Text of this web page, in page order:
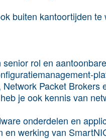
buiten kantoortijden
rol en
Packet Brokers
je ook kennis van
onderdelen en
werking van